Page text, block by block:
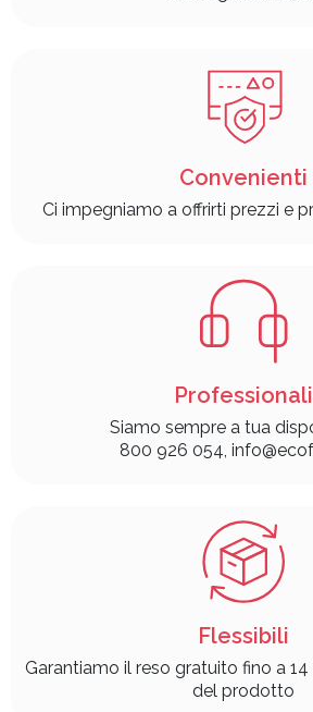
Convenienti
Ci impegniamo a offrirti prezzi e
Professionali
Siamo sempre a tua
800 926 054,
Flessibili
Garantiamo il reso gratuito fino a
del prodotto